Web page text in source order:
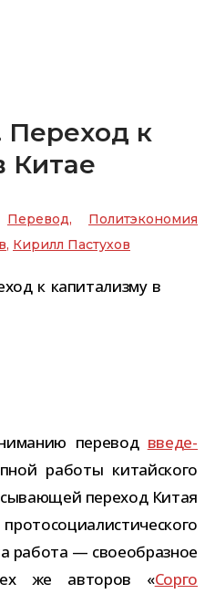
Переход к
Китае
Перевод, Политэкономия
, Кирилл Пастухов
пере­вод вве­де­
работы китай­ского
пере­ход Китая
работа — свое­об­раз­ное
же авто­ров «Сорго